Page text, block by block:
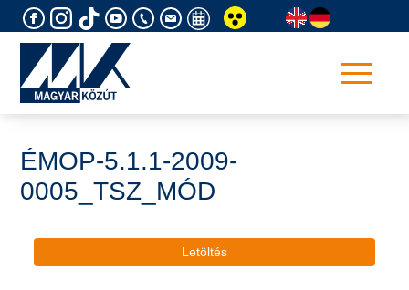
to
ÉMOP-5.1.1-2009-
0005_TSZ_MÓD
Letöltés